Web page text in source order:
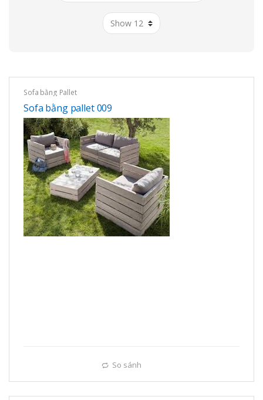
Sofa bằng Pallet
Sofa bằng pallet 009
So sánh